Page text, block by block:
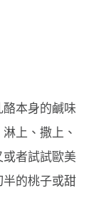
本身的鹹味
上、撒上、
者試試歐美
的桃子或甜